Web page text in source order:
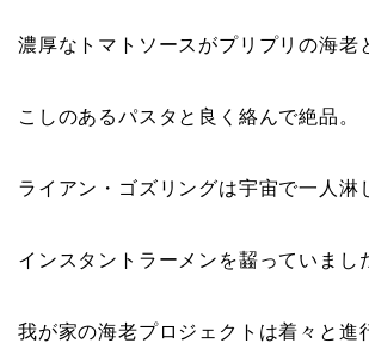
濃厚なトマトソースがプリプリの海老
こしのあるパスタと良く絡んで絶品。
ライアン・ゴズリングは宇宙で一人淋
インスタントラーメンを齧っていまし
我が家の海老プロジェクトは着々と進